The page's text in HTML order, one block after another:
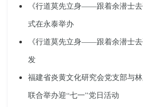
《行道莫先立身——跟着余潜士
式在永泰举办
《行道莫先立身——跟着余潜士
发
福建省炎黄文化研究会党支部与
联合举办迎“七一”党日活动